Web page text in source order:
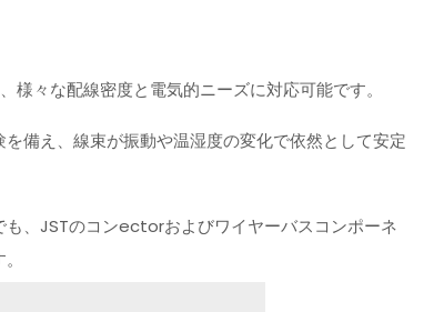
々な配線密度と電気的ニーズに対応可能です。
備え、線束が振動や温湿度の変化で依然として安定
、JSTのコンectorおよびワイヤーバスコンポーネ